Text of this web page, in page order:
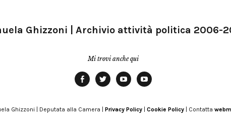
Ghizzoni | Archivio attività politica 2006-
Mi trovi anche qui
Modena
Ghizzoni | Deputata alla Camera | Privacy Policy Cookie Policy | Contatta